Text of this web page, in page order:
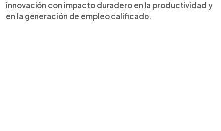
innovación con impacto duradero en la productividad y
en la generación de empleo calificado.